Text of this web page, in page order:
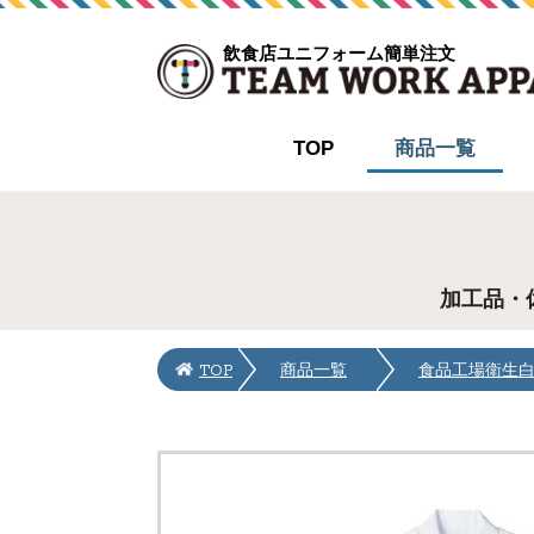
飲食店ユニフォーム簡単注文
TOP 商品一覧
加工品・
TOP 商品一覧 食品工場衛生